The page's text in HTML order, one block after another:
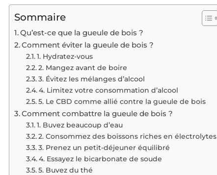
Sommaire
Qu’est-ce que la gueule de bois ?
Comment éviter la gueule de bois ?
1. Hydratez-vous
2. Mangez avant de boire
3. Évitez les mélanges d’alcool
4. Limitez votre consommation d’alcool
5. Le CBD comme allié contre la gueule de bois
Comment combattre la gueule de bois ?
1. Buvez beaucoup d’eau
2. Consommez des boissons riches en électrolytes
3. Prenez un petit-déjeuner équilibré
4. Essayez le bicarbonate de soude
5. Buvez du thé